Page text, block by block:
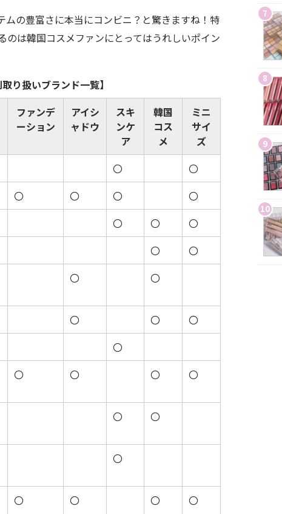
ムの豊富さに本当にコンビニ？と驚きますね！特
のは韓国コスメファンにとってはうれしいポイン
り扱いブランド一覧】
ファンデ
ーション
アイシ
ャドウ
スキ
ンケ
ア
韓国
コス
メ
ミニ
サイ
ズ
〇
〇
〇
〇 〇
〇
〇
〇
〇
〇
〇
〇
〇
〇 〇
〇
〇
〇
〇 〇 〇
〇 〇
〇
〇 〇 〇 〇
7
8
9
10